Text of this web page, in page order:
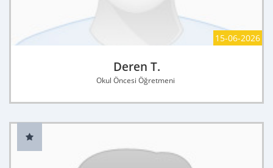
15-06-2026
Deren T.
Okul Öncesi Öğretmeni